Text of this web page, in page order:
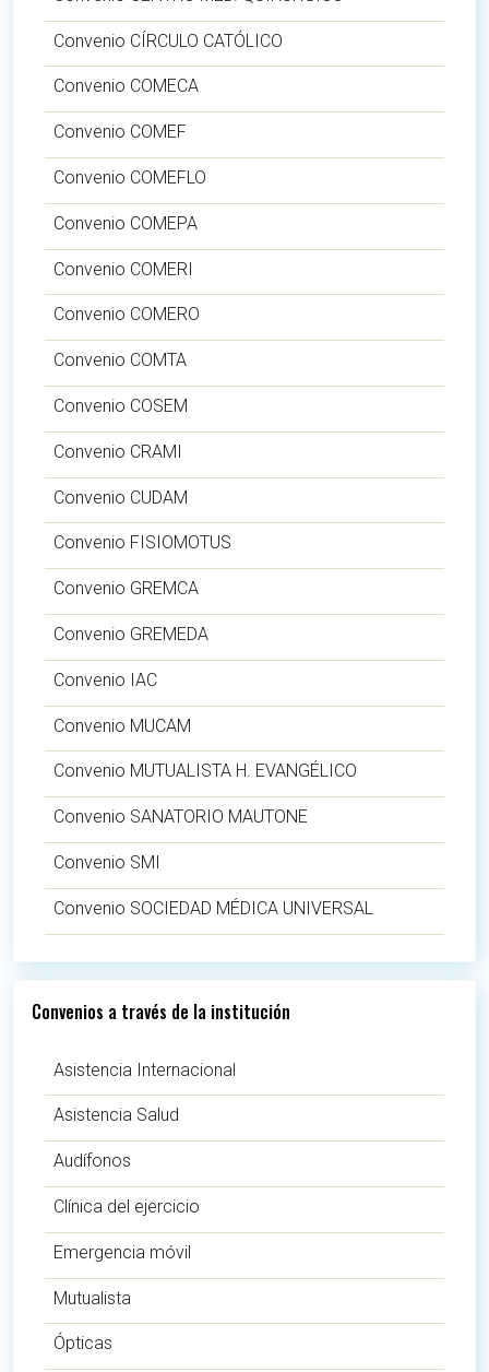
Convenio CÍRCULO CATÓLICO
Convenio COMECA
Convenio COMEF
Convenio COMEFLO
Convenio COMEPA
Convenio COMERI
Convenio COMERO
Convenio COMTA
Convenio COSEM
Convenio CRAMI
Convenio CUDAM
Convenio FISIOMOTUS
Convenio GREMCA
Convenio GREMEDA
Convenio IAC
Convenio MUCAM
Convenio MUTUALISTA H. EVANGÉLICO
Convenio SANATORIO MAUTONE
Convenio SMI
Convenio SOCIEDAD MÉDICA UNIVERSAL
Convenios a través de la institución
Asistencia Internacional
Asistencia Salud
Audífonos
Clínica del ejercicio
Emergencia móvil
Mutualista
Ópticas